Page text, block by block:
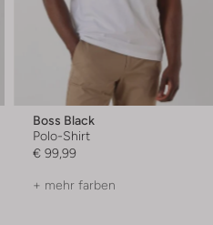
Boss Black
Polo-Shirt
€ 99,99
+ mehr farben